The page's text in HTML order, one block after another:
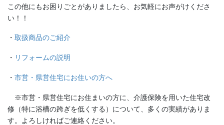
この他にもお困りごとがありましたら、お気軽にお声がけくださ
い！！
・ 取扱商品のご紹介
・ リフォームの説明
・ 市営・県営住宅にお住いの方へ
※市営・県営住宅にお住まいの方に、介護保険を用いた住宅改
修（特に浴槽の跨ぎを低くする）について、多くの実績がありま
す。よろしければご連絡ください。